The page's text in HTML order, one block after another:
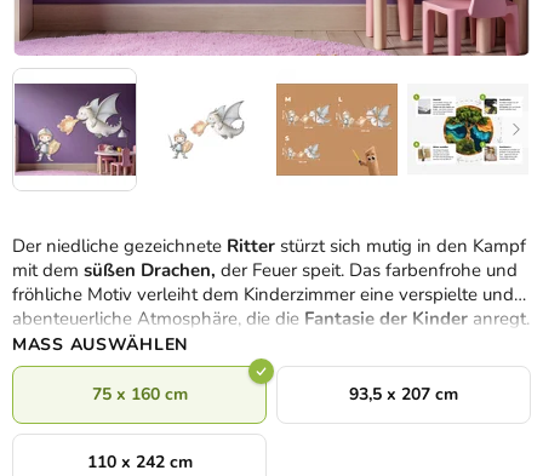
Der niedliche gezeichnete Ritter stürzt sich mutig in den Kampf
mit dem süßen Drachen, der Feuer speit. Das farbenfrohe und
fröhliche Motiv verleiht dem Kinderzimmer eine verspielte und
abenteuerliche Atmosphäre, die die Fantasie der Kinder anregt.
MASS AUSWÄHLEN
75 x 160 cm 93,5 x 207 cm
110 x 242 cm